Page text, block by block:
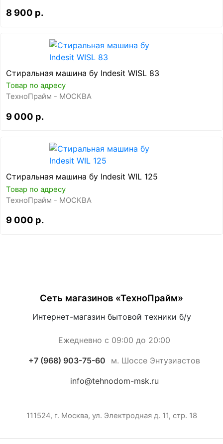
8 900 р.
Стиральная машина бу Indesit WISL 83
Товар по адресу
ТехноПрайм - МОСКВА
9 000 р.
Стиральная машина бу Indesit WIL 125
Товар по адресу
ТехноПрайм - МОСКВА
9 000 р.
Сеть магазинов «ТехноПрайм»
Интернет-магазин бытовой техники б/у
Ежедневно с 09:00 до 20:00
+7 (968) 903-75-60 м. Шоссе Энтузиастов
info@tehnodom-msk.ru
111524, г. Москва, ул. Электродная д. 11, стр. 18